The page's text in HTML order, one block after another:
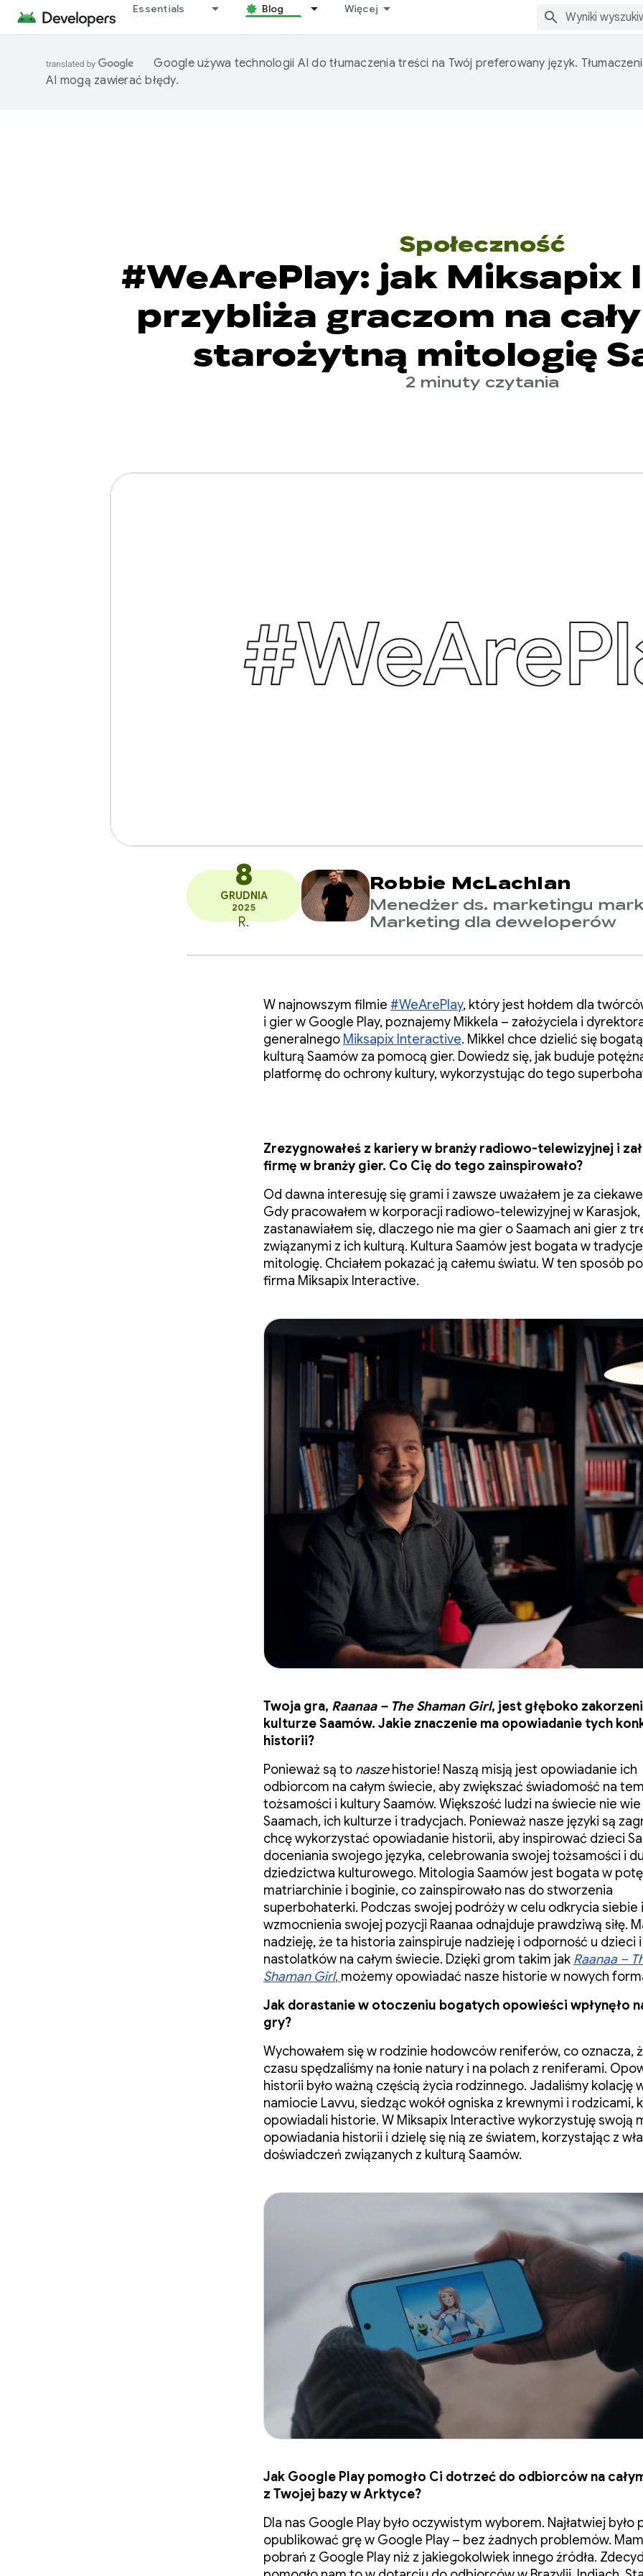
Essentials Blog Więcej
Google używa technologii AI do tłumaczenia treści na Twój preferowany język.
AI mogą zawierać błędy.
Społeczność
#WeArePlay: jak Miksapix
przybliża graczom na
starożytną mitologię
2 minuty czytania
8
GRUDNIA
2025
R.
Robbie McLachlan
Menedżer ds. marketingu
Marketing dla deweloperów
W najnowszym filmie #WeArePlay, który jest hołdem dla
i gier w Google Play, poznajemy Mikkela – założyciela i
generalnego Miksapix Interactive. Mikkel chce dzielić się
kulturą Saamów za pomocą gier. Dowiedz się, jak buduje
platformę do ochrony kultury, wykorzystując do tego
Zrezygnowałeś z kariery w branży radiowo-telewizyjnej i
firmę w branży gier. Co Cię do tego zainspirowało?
Od dawna interesuję się grami i zawsze uważałem je za
Gdy pracowałem w korporacji radiowo-telewizyjnej w Karasjok,
zastanawiałem się, dlaczego nie ma gier o Saamach ani gier z
związanymi z ich kulturą. Kultura Saamów jest bogata w
mitologię. Chciałem pokazać ją całemu światu. W ten sposób
firma Miksapix Interactive.
Twoja gra, Raanaa – The Shaman Girl, jest głęboko
kulturze Saamów. Jakie znaczenie ma opowiadanie tych
historii?
Ponieważ są to naszehistorie! Naszą misją jest opowiadanie ich
odbiorcom na całym świecie, aby zwiększać świadomość na
tożsamości i kultury Saamów. Większość ludzi na świecie nie
Saamach, ich kulturze i tradycjach. Ponieważ nasze języki są
chcę wykorzystać opowiadanie historii, aby inspirować dzieci
doceniania swojego języka, celebrowania swojej tożsamości i
dziedzictwa kulturowego. Mitologia Saamów jest bogata w
matriarchinie i boginie, co zainspirowało nas do stworzenia
superbohaterki. Podczas swojej podróży w celu odkrycia siebie i
wzmocnienia swojej pozycji Raanaa odnajduje prawdziwą siłę.
nadzieję, że ta historia zainspiruje nadzieję i odporność u dzieci i
nastolatków na całym świecie. Dzięki grom takim jak Raanaa –
Shaman Girl, możemy opowiadać nasze historie w nowych
Jak dorastanie w otoczeniu bogatych opowieści wpłynęło
gry?
Wychowałem się w rodzinie hodowców reniferów, co oznacza,
czasu spędzaliśmy na łonie natury i na polach z reniferami.
historii było ważną częścią życia rodzinnego. Jadaliśmy kolację
namiocie Lavvu, siedząc wokół ogniska z krewnymi i rodzicami,
opowiadali historie. W Miksapix Interactive wykorzystuję swoją
opowiadania historii i dzielę się nią ze światem, korzystając z
doświadczeń związanych z kulturą Saamów.
Jak Google Play pomogło Ci dotrzeć do odbiorców na
z Twojej bazy w Arktyce?
Dla nas Google Play było oczywistym wyborem. Najłatwiej było
opublikować grę w Google Play – bez żadnych problemów.
pobrań z Google Play niż z jakiegokolwiek innego źródła.